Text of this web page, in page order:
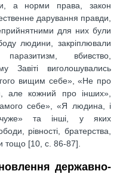
а норми права, закон
дарування правди,
для них були
людини, закріплювали
паразитизм, вбивство,
виголошувались
вищим себе», «Не про
але кожний про інших»,
себе», «Я людина, і
та інші, у яких
рівності, братерства,
тощо [10, c. 86-87].
державно-